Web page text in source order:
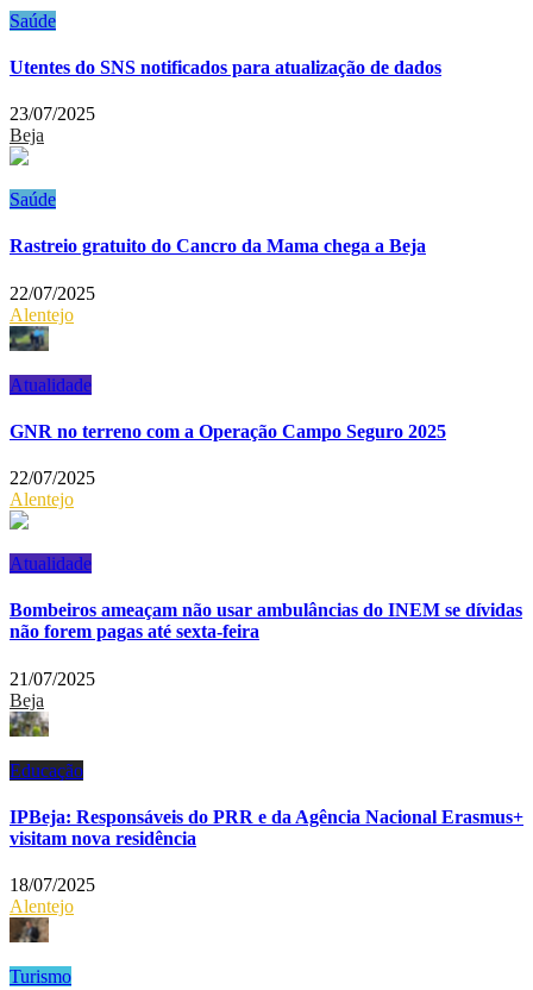
Saúde
Utentes do SNS notificados para atualização de dados
23/07/2025
Beja
Saúde
Rastreio gratuito do Cancro da Mama chega a Beja
22/07/2025
Alentejo
Atualidade
GNR no terreno com a Operação Campo Seguro 2025
22/07/2025
Alentejo
Atualidade
Bombeiros ameaçam não usar ambulâncias do INEM se dívidas
não forem pagas até sexta-feira
21/07/2025
Beja
Educação
IPBeja: Responsáveis do PRR e da Agência Nacional Erasmus+
visitam nova residência
18/07/2025
Alentejo
Turismo